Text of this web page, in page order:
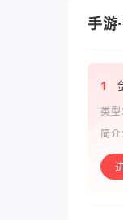
手游
1
类型：
简
系列
画面